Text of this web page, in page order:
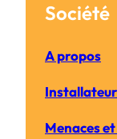
Société
A propos
Installateur
Menaces